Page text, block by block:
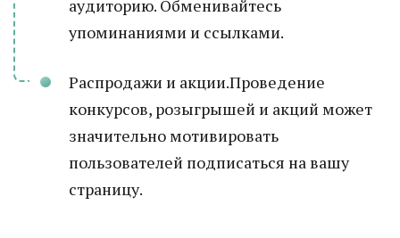
аудиторию. Обменивайтесь
упоминаниями и ссылками.
Распродажи и акции.Проведение
конкурсов, розыгрышей и акций может
значительно мотивировать
пользователей подписаться на вашу
страницу.